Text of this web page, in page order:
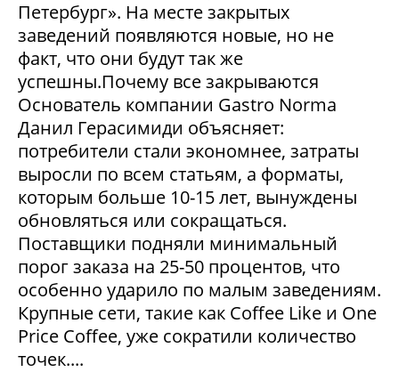
Петербург». На месте закрытых
заведений появляются новые, но не
факт, что они будут так же
успешны.Почему все закрываются
Основатель компании Gastro Norma
Данил Герасимиди объясняет:
потребители стали экономнее, затраты
выросли по всем статьям, а форматы,
которым больше 10-15 лет, вынуждены
обновляться или сокращаться.
Поставщики подняли минимальный
порог заказа на 25-50 процентов, что
особенно ударило по малым заведениям.
Крупные сети, такие как Coffee Like и One
Price Coffee, уже сократили количество
точек....